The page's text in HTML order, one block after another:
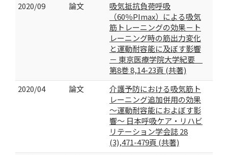
2020/09
論文
吸気抵抗負荷呼吸
（60％PImax）による吸気
筋トレーニングの効果－ト
レーニング時の筋出力変化
と運動耐容能に及ぼす影響
－ 東京医療学院大学紀要
第8巻 8,14-23頁 (共著)
2020/04
論文
介護予防における吸気筋ト
レーニング追加併用の効果
～運動耐容能におよぼす影
響～ 日本呼吸ケア・リハビ
リテーション学会誌 28
(3),471-479頁 (共著)